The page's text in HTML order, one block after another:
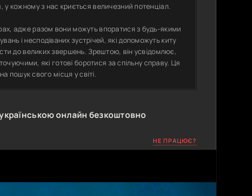
у кожному з нас криється величезний потенціал.
адже разом вони можуть впоратися з будь-якими
і несподіваних зустрічей, які допоможуть киту
до великих звершень. Зрештою, він усвідомлює,
які готові боротися за спільну справу. Ця
пошук свого місця у світі.
онлайн безкоштовно
НЕ ПРАЦЮЄ?